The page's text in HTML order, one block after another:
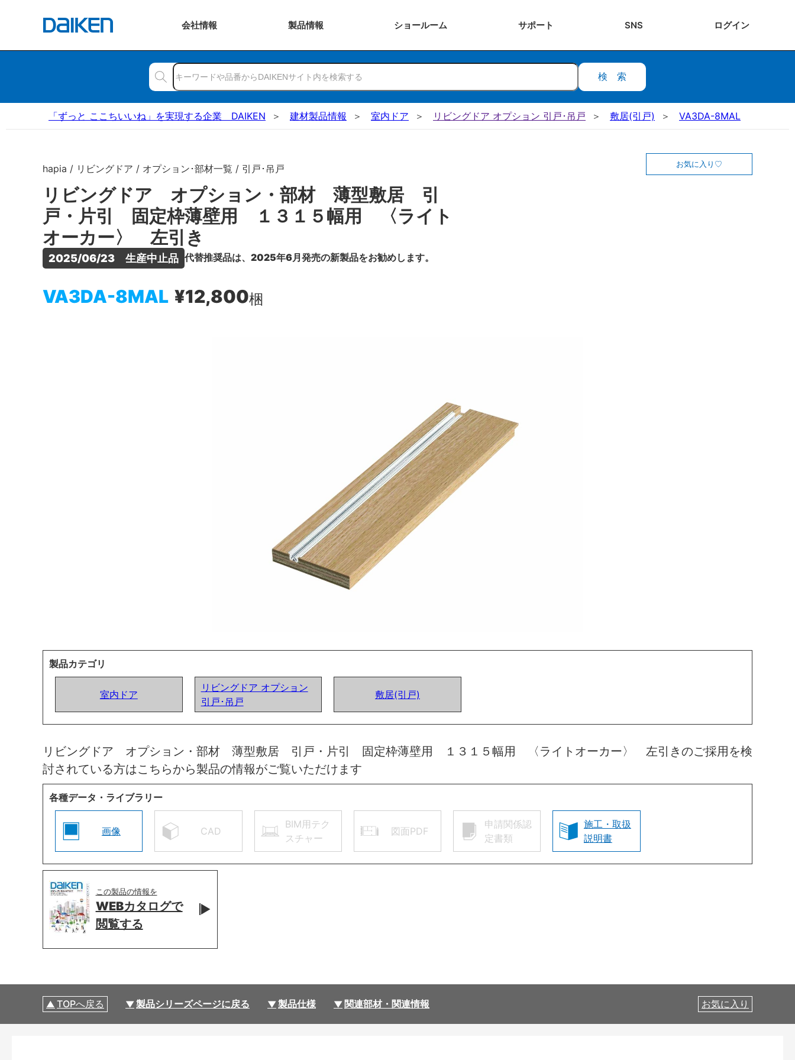
会社情報 製品情報 ショールーム サポート SNS ログイン
検索
「ずっと ここちいいね」を実現する企業 DAIKEN 建材製品情報 室内ドア リビングドア オプション 引戸･吊戸 敷居(引戸) VA3DA-8MAL
hapia / リビングドア / オプション･部材一覧 / 引戸･吊戸
リビングドア オプション・部材 薄型敷居 引
戸・片引 固定枠薄壁用 １３１５幅用 〈ライト
オーカー〉 左引き
2025/06/23　生産中止品 代替推奨品は、2025年6月発売の新製品をお勧めします。
VA3DA-8MAL ¥12,800梱
お気に入り
製品カテゴリ
室内ドア
リビングドア オプション
引戸･吊戸
敷居(引戸)
リビングドア オプション・部材 薄型敷居 引戸・片引 固定枠薄壁用 １３１５幅用 〈ライトオーカー〉 左引きのご採用を検
討されている方はこちらから製品の情報がご覧いただけます
各種データ・ライブラリー
画像 CAD
BIM用テク
スチャー
図面PDF
申請関係認
定書類
施工・取扱
説明書
この製品の情報を
WEBカタログで
閲覧する
TOPへ戻る 製品シリーズページに戻る 製品仕様 関連部材・関連情報 お気に入り